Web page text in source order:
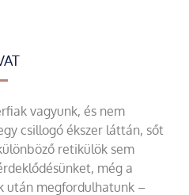
vagyunk, és nem
csillogó ékszer láttán, sőt
retikülök sem
még a
után megfordulhatunk –